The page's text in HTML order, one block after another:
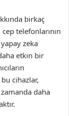
birkaç
telefonlarının
zeka
etkin bir
cihazlar,
daha